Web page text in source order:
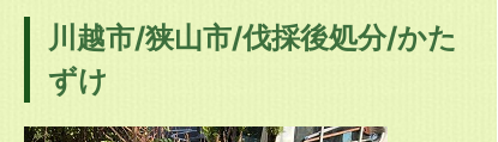
川越市/狭山市/伐採後処分/かた
ずけ